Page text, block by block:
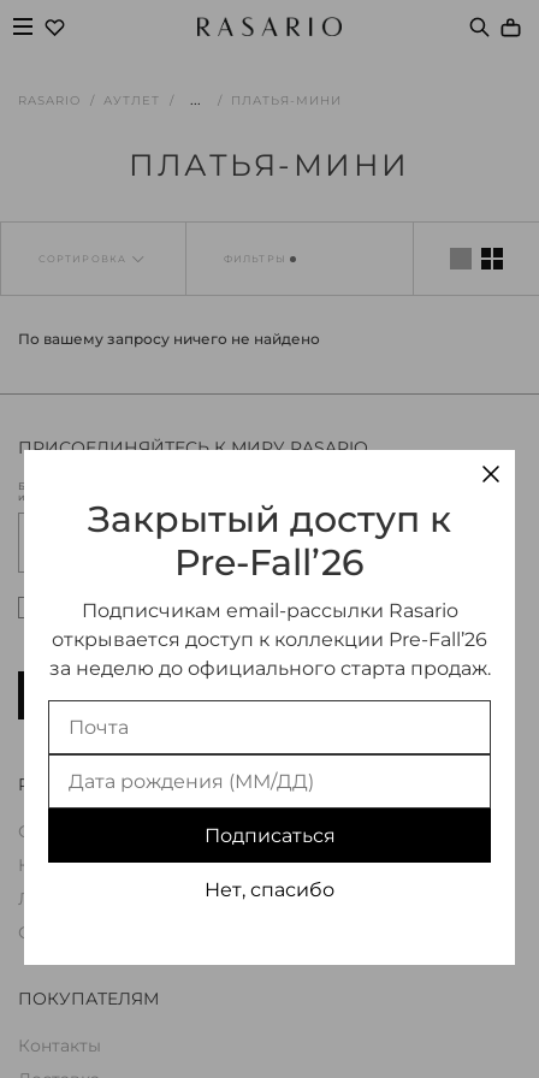
RASARIO АУТЛЕТ ... ПЛАТЬЯ-МИНИ
ПЛАТЬЯ-МИНИ
СОРТИРОВКА ФИЛЬТРЫ
По вашему запросу ничего не найдено
RASARIO
О Бренде
Коллекции
Лукбуки
Свадьба
ПОКУПАТЕЛЯМ
Контакты
ПРИСОЕДИНЯЙТЕСЬ К МИРУ RASARIO
Будьте в курсе новых коллекций Rasario, эксклюзивных мероприятий
и специальных предложений.
Настоящим подтверждаю, что я ознакомлен и
согласен с условиями оферты и политики
конфиденциальности*
Закрытый доступ к
Pre-Fall’26
Подписчикам email-рассылки Rasario
открывается доступ к коллекции Pre-Fall’26
за неделю до официального старта продаж.
Подписаться
Нет, спасибо